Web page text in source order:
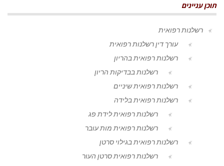
תוכן עניינים
רשלנות רפואית
עורך דין רשלנות רפואית
רשלנות רפואית בהריון
רשלנות בבדיקות הריון
רשלנות רפואית שיניים
רשלנות רפואית בלידה
רשלנות רפואית לידת פג
רשלנות רפואית מות עובר
רשלנות רפואית בגילוי סרטן
רשלנות רפואית סרטן העור